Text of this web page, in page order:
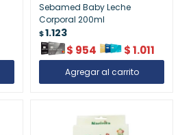
Sebamed Baby Leche
Corporal 200ml
$1.123
$ 954 $1.011